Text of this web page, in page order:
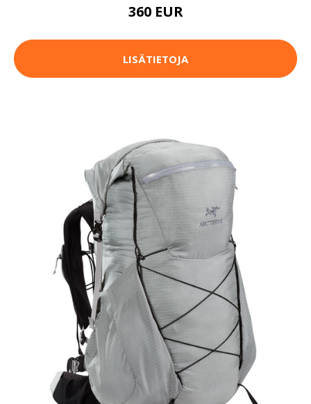
360 EUR
LISÄTIETOJA